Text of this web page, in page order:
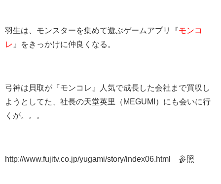
羽生は、モンスターを集めて遊ぶゲームアプリ『モンコ
レ 』をきっかけに仲良くなる。
弓神は貝取が『モンコレ』人気で成長した会社まで買収し
ようとしてた、社長の天堂英里（MEGUMI）にも会いに行
くが。。。
http://www.fujitv.co.jp/yugami/story/index06.html 参照